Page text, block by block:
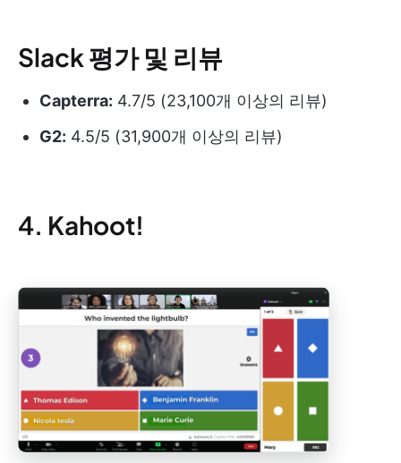
Slack 평가 및 리뷰
Capterra: 4.7/5 (23,100개 이상의 리뷰)
G2: 4.5/5 (31,900개 이상의 리뷰)
4. Kahoot!